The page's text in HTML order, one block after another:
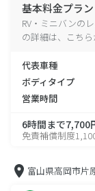
基本料金プラン
RV・ミニバンの
の詳細は、こちら
代表車種
ボディタイプ
営業時間
6時間まで7,700
免責補償制度
富山県高岡市片